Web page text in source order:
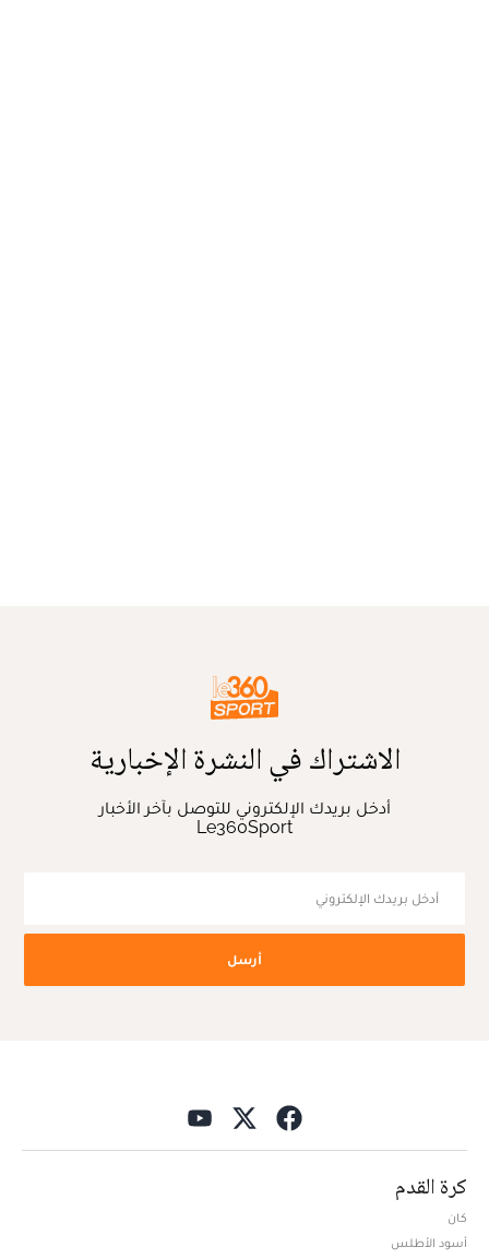
الاشتراك في النشرة الإخبارية
أدخل بريدك الإلكتروني للتوصل بآخر الأخبار
Le360Sport
أرسل
كرة القدم
كان
أسود الأطلس